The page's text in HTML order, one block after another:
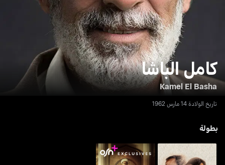
كامل الباشا
Kamel El Basha
تاريخ الولادة 14 مارس 1962
بطولة